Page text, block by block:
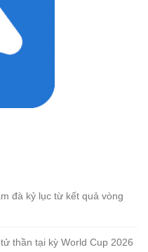
đà kỷ lục từ kết quả vòng
thần tại kỳ World Cup 2026